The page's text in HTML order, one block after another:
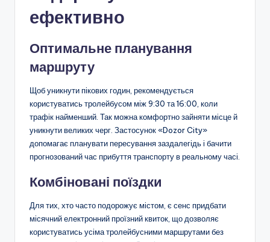
ефективно
Оптимальне планування
маршруту
Щоб уникнути пікових годин, рекомендується
користуватись тролейбусом між 9:30 та 16:00, коли
трафік найменший. Так можна комфортно зайняти місце й
уникнути великих черг. Застосунок «Dozor City»
допомагає планувати пересування заздалегідь і бачити
прогнозований час прибуття транспорту в реальному часі.
Комбіновані поїздки
Для тих, хто часто подорожує містом, є сенс придбати
місячний електронний проїзний квиток, що дозволяє
користуватись усіма тролейбусними маршрутами без